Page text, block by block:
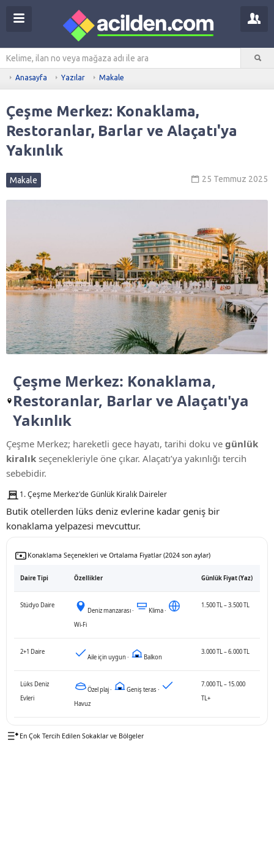
Anasayfa Yazılar Makale
Çeşme Merkez: Konaklama,
Restoranlar, Barlar ve Alaçatı'ya
Yakınlık
25 Temmuz 2025
Makale
Çeşme Merkez: Konaklama,
Restoranlar, Barlar ve Alaçatı'ya
Yakınlık
Çeşme Merkez; hareketli gece hayatı, tarihi doku ve günlük
kiralık seçenekleriyle öne çıkar. Alaçatı’ya yakınlığı tercih
sebebidir.
1. Çeşme Merkez'de Günlük Kiralık Daireler
Butik otellerden lüks deniz evlerine kadar geniş bir
konaklama yelpazesi mevcuttur.
Konaklama Seçenekleri ve Ortalama Fiyatlar (2024 son aylar)
Daire Tipi Özellikler Günlük Fiyat (Yaz)
Stüdyo Daire
Deniz manzarası· Klima·
Wi-Fi
1.500 TL – 3.500 TL
2+1 Daire
Aile için uygun · Balkon
3.000 TL – 6.000 TL
Lüks Deniz
Evleri
Özel plaj· Geniş teras ·
Havuz
7.000 TL – 15.000
TL+
En Çok Tercih Edilen Sokaklar ve Bölgeler